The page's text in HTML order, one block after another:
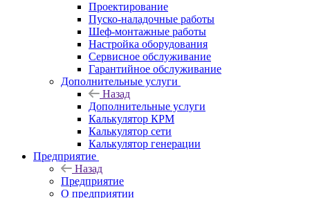
Проектирование
Пуско-наладочные работы
Шеф-монтажные работы
Настройка оборудования
Сервисное обслуживание
Гарантийное обслуживание
Дополнительные услуги
Назад
Дополнительные услуги
Калькулятор КРМ
Калькулятор сети
Калькулятор генерации
Предприятие
Назад
Предприятие
О предприятии